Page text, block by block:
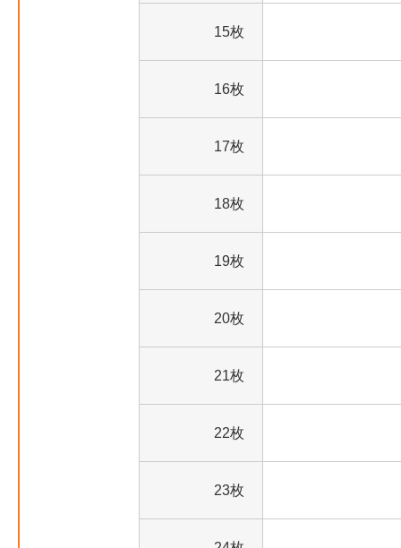
15枚
16枚
17枚
18枚
19枚
20枚
21枚
22枚
23枚